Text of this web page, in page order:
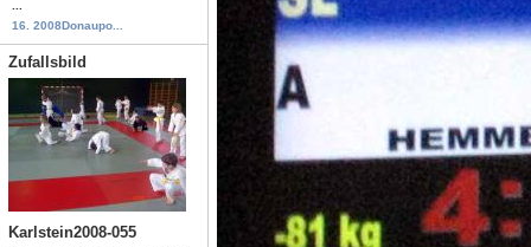
16. 2008Donaupo...
Zufallsbild
Karlstein2008-055